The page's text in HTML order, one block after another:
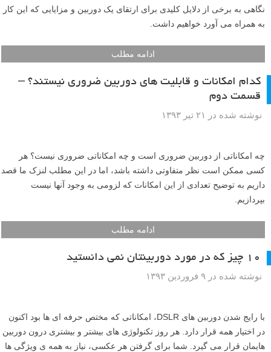
نگاهی به برخی از دلایل کلیدی برای ارتقای یک دوربین و مزایایی که این کار
به همراه می آورد خواهیم داشت.
ادامه مطلب
کدام امکانات و قابلیت های دوربین ضروری نیستند؟ –
قسمت دوم
نوشته شده در ۲۱ تیر ۱۳۹۳
چه امکاناتی از دوربین ضروری است و چه امکاناتی ضروری نیست؟ هر
کسی ممکن است نظر متفاوتی داشته باشد، اما در این مطلب لنزک ما قصد
داریم به توضیح تعدادی از این امکانات که لزومی به وجود آنها نیست
بپردازیم.
ادامه مطلب
۱۰ چیز که در مورد دوربینتان نمی دانستید
نوشته شده در ۹ فروردین ۱۳۹۳
با رایج شدن دوربین های DSLR، امکاناتی که مختص حرفه ای ها بود اکنون
در اختیار همه قرار دارد. هر روز تکنولوژی های بیشتر و بیشتری درون دوربین
هایمان قرار می گیرد. شما برای گرفتن هر عکسی، نیاز به همه ی ویژگی ها